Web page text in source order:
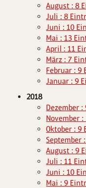
August : 8
Juli : 8
Juni : 10
Mai : 13
April : 11
März : 7
Februar : 9
Januar : 9
2018
Dezember
November
Oktober : 9
September
August : 9
Juli : 11
Juni : 10
Mai : 9